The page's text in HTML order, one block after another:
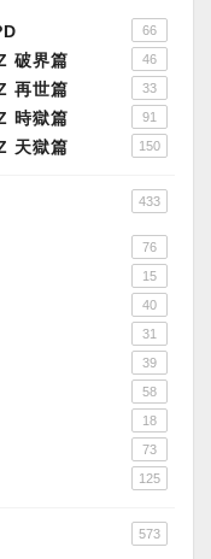
66
破界篇 46
再世篇 33
時獄篇 91
天獄篇 150
433
76
15
40
31
39
58
18
73
125
573